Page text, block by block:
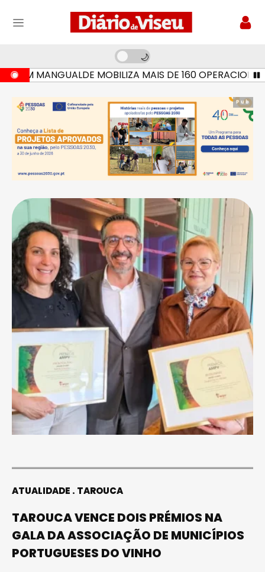
MANGUALDE MOBILIZA MAIS DE 160 OPERACIONAIS E
Pub
ATUALIDADE TAROUCA
TAROUCA VENCE DOIS PRÉMIOS NA
GALA DA ASSOCIAÇÃO DE MUNICÍPIOS
PORTUGUESES DO VINHO